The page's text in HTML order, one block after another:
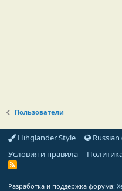
Пользователи
Hihglander Style
Russian
Условия и правила
R
Разработка и поддержка форума: